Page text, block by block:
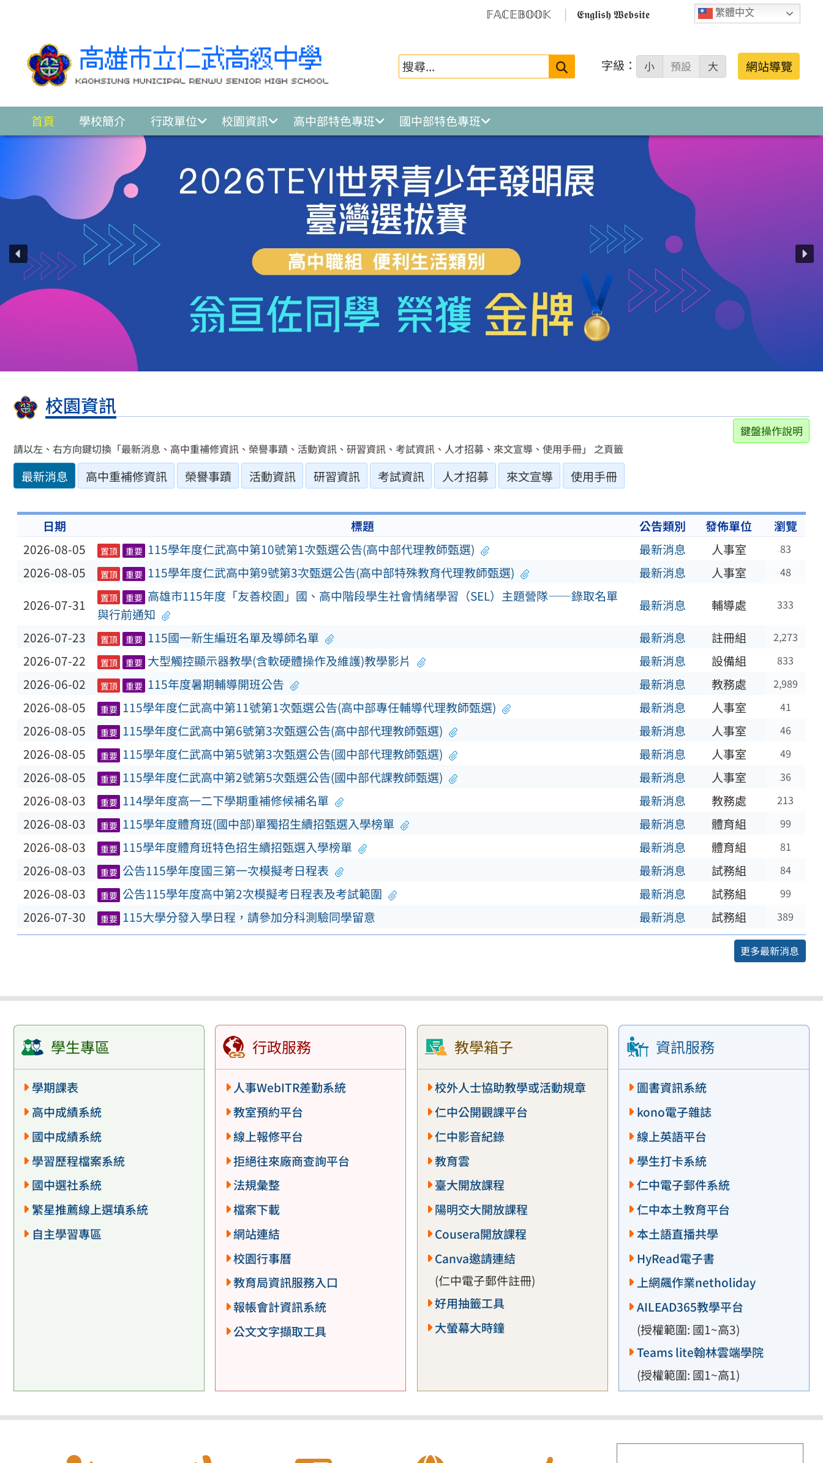
繁體中文
𝔽𝔸ℂ𝔼𝔹𝕆𝕆𝕂 𝕰𝖓𝖌𝖑𝖎𝖘𝖍 𝖂𝖊𝖇𝖘𝖎𝖙𝖊
搜
字級： 小 預設 大 網站導覽
首頁 學校簡介 行政單位 校園資訊 高中部特色專班 國中部特色專班
校園資訊
鍵盤操作說明
請以左、右方向鍵切換「最新消息、高中重補修資訊、榮譽事蹟、活動資訊、研習資訊、考試資訊、人才招募、來文宣導、使用手冊」 之頁籤
最新消息 高中重補修資訊 榮譽事蹟 活動資訊 研習資訊 考試資訊 人才招募 來文宣導 使用手冊
日期 標題 公告類別 發佈單位
瀏覽
2026-08-05
置頂 重要 115學年度仁武高中第10號第1次甄選公告(高中部代理教師甄選) 最新消息 人事室 83
2026-08-05 置頂 重要 115學年度仁武高中第9號第3次甄選公告(高中部特殊教育代理教師甄選) 最新消息 人事室 48
2026-07-31 置頂 重要 高雄市115年度「友善校園」國、高中階段學生社會情緒學習（SEL）主題營隊——錄取名單
與行前通知
最新消息 輔導處 333
2026-07-23 置頂 重要 115國一新生編班名單及導師名單 最新消息 註冊組 2,273
2026-07-22 置頂 重要 大型觸控顯示器教學(含軟硬體操作及維護)教學影片 最新消息 設備組 833
2026-06-02 置頂 重要 115年度暑期輔導開班公告 最新消息 教務處 2,989
2026-08-05 重要 115學年度仁武高中第11號第1次甄選公告(高中部專任輔導代理教師甄選) 最新消息 人事室 41
2026-08-05 重要 115學年度仁武高中第6號第3次甄選公告(高中部代理教師甄選) 最新消息 人事室 46
2026-08-05 重要 115學年度仁武高中第5號第3次甄選公告(國中部代理教師甄選) 最新消息 人事室 49
2026-08-05 重要 115學年度仁武高中第2號第5次甄選公告(國中部代課教師甄選) 最新消息 人事室 36
2026-08-03 重要 114學年度高一二下學期重補修候補名單 最新消息 教務處 213
2026-08-03 重要 115學年度體育班(國中部)單獨招生續招甄選入學榜單 最新消息 體育組 99
2026-08-03 重要 115學年度體育班特色招生續招甄選入學榜單 最新消息 體育組 81
2026-08-03 重要 公告115學年度國三第一次模擬考日程表 最新消息 試務組 84
2026-08-03 重要 公告115學年度高中第2次模擬考日程表及考試範圍 最新消息 試務組 99
2026-07-30 重要 115大學分發入學日程，請參加分科測驗同學留意 最新消息 試務組 389
更多最新消息
學生專區
學期課表
高中成績系統
國中成績系統
學習歷程檔案系統
國中選社系統
繁星推薦線上選填系統
自主學習專區
行政服務
人事WebITR差勤系統
教室預約平台
線上報修平台
拒絕往來廠商查詢平台
法規彙整
檔案下載
網站連結
校園行事曆
教育局資訊服務入口
報帳會計資訊系統
公文文字擷取工具
教學箱子
校外人士協助教學或活動規章
仁中公開觀課平台
仁中影音紀錄
教育雲
臺大開放課程
陽明交大開放課程
Cousera開放課程
Canva邀請連結
(仁中電子郵件註冊)
好用抽籤工具
大螢幕大時鐘
資訊服務
圖書資訊系統
kono電子雜誌
線上英語平台
學生打卡系統
仁中電子郵件系統
仁中本土教育平台
本土語直播共學
HyRead電子書
上網飆作業netholiday
AILEAD365教學平台
(授權範圍: 國1~高3)
Teams lite翰林雲端學院
(授權範圍: 國1~高1)